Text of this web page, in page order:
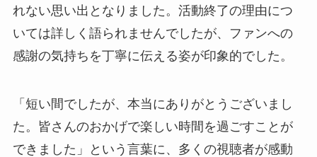
れない思い出となりました。活動終了の理由につ
いては詳しく語られませんでしたが、ファンへの
感謝の気持ちを丁寧に伝える姿が印象的でした。
「短い間でしたが、本当にありがとうございまし
た。皆さんのおかげで楽しい時間を過ごすことが
できました」という言葉に、多くの視聴者が感動